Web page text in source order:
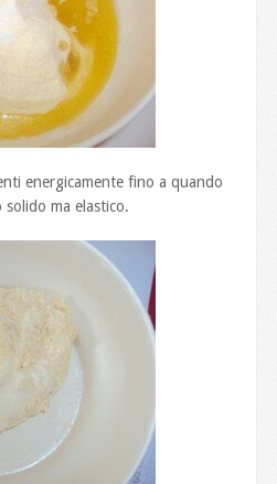
energicamente fino a quando
ma elastico.